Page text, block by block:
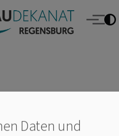
Regensburg
Menü
Daten und